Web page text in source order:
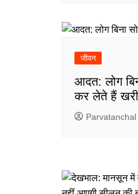
जीवन
आदत: लोग
कर लेते हैं
Parvatanchal